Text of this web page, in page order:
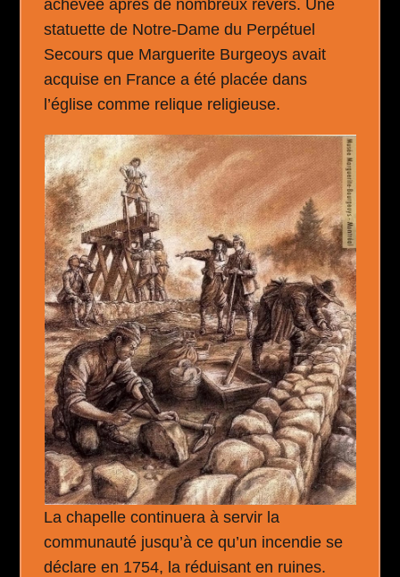
achevée après de nombreux revers. Une
statuette de Notre-Dame du Perpétuel
Secours que Marguerite Burgeoys avait
acquise en France a été placée dans
l’église comme relique religieuse.
La chapelle continuera à servir la
communauté jusqu’à ce qu’un incendie se
déclare en 1754, la réduisant en ruines.